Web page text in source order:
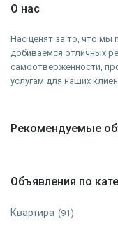
О нас
Нас ценят за то, что мы
добиваемся отличных
самоотверженности,
услугам для наших
Рекомендуемые
Объявления по
Квартира (91)